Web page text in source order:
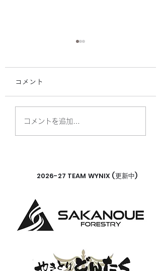
R8年度U15クラブ夏季
大会 準優勝🥈
コメント
コメントを追加…
2026-27 TEAM WYNIX (更新中)